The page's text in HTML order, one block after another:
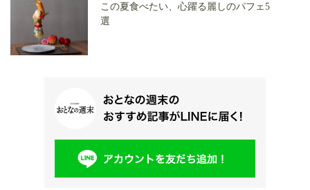
この夏食べたい、心躍る麗しのパフェ5
選